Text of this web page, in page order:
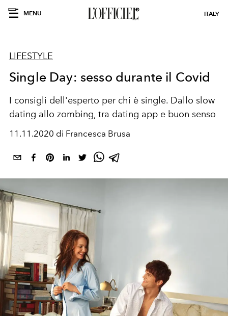
MENU ITALY
LIFESTYLE
Single Day: sesso durante il Covid
I consigli dell'esperto per chi è single. Dallo slow
dating allo zombing, tra dating app e buon senso
11.11.2020 di Francesca Brusa